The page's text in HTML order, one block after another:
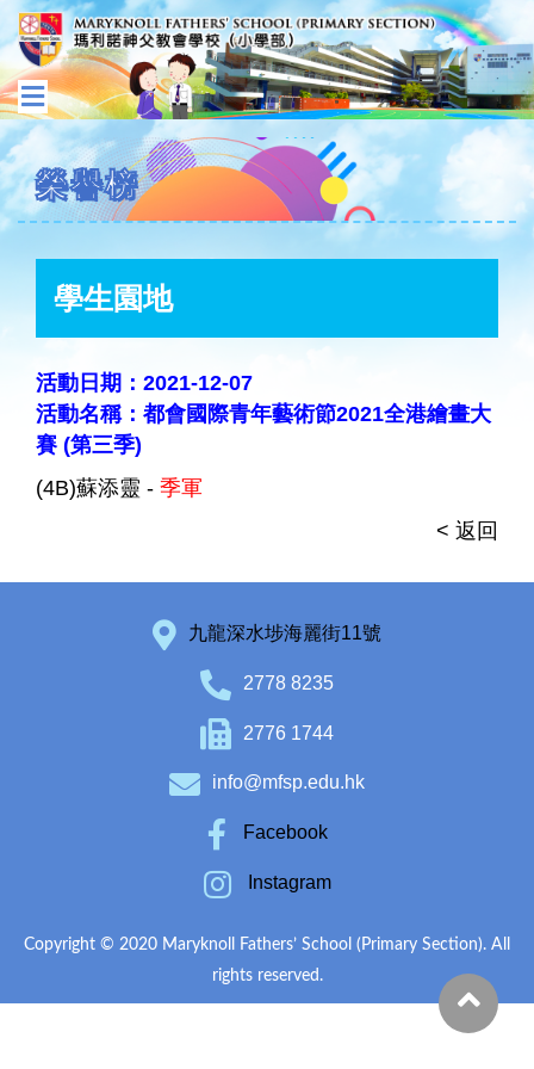
榮譽榜
學生園地
活動日期：2021-12-07
活動名稱：都會國際青年藝術節2021全港繪畫大
賽 (第三季)
(4B)蘇添靈 - 季軍
< 返回
九龍深水埗海麗街11號
2778 8235
2776 1744
info@mfsp.edu.hk
Facebook
Instagram
Copyright © 2020 Maryknoll Fathers’ School (Primary Section). All
rights reserved.